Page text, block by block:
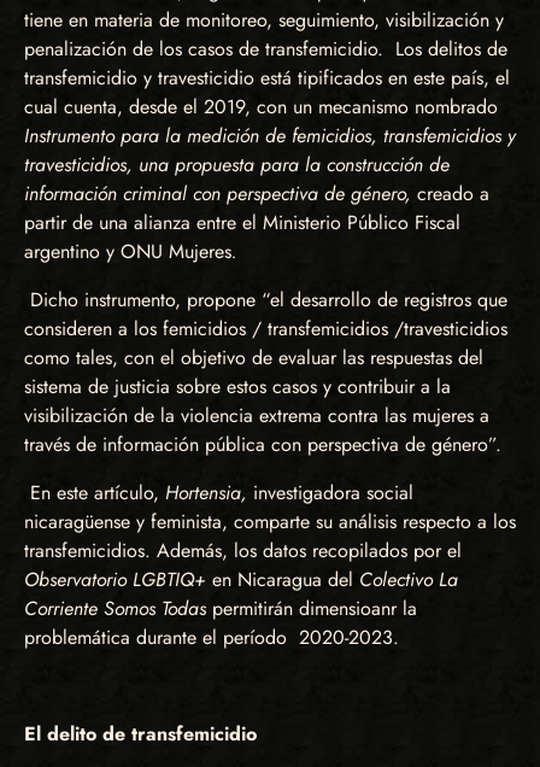
tiene en materia de monitoreo, seguimiento, visibilización y
penalización de los casos de transfemicidio. Los delitos de
transfemicidio y travesticidio está tipificados en este país, el
cual cuenta, desde el 2019, con un mecanismo nombrado
Instrumento para la medición de femicidios, transfemicidios y
travesticidios, una propuesta para la construcción de
información criminal con perspectiva de género, creado a
partir de una alianza entre el Ministerio Público Fiscal
argentino y ONU Mujeres.
Dicho instrumento, propone “el desarrollo de registros que
consideren a los femicidios / transfemicidios /travesticidios
como tales, con el objetivo de evaluar las respuestas del
sistema de justicia sobre estos casos y contribuir a la
visibilización de la violencia extrema contra las mujeres a
través de información pública con perspectiva de género”.
En este artículo, Hortensia, investigadora social
nicaragüense y feminista, comparte su análisis respecto a los
transfemicidios. Además, los datos recopilados por el
Observatorio LGBTIQ+ en Nicaragua del Colectivo La
Corriente Somos Todas permitirán dimensioanr la
problemática durante el período 2020-2023.
El delito de transfemicidio